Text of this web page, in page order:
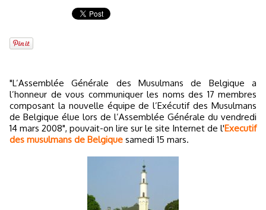
"L’Assemblée Générale des Musulmans de Belgique a
l’honneur de vous communiquer les noms des 17 membres
composant la nouvelle équipe de l’Exécutif des Musulmans
de Belgique élue lors de l’Assemblée Générale du vendredi
14 mars 2008", pouvait-on lire sur le site Internet de l'Executif
des musulmans de Belgique samedi 15 mars.